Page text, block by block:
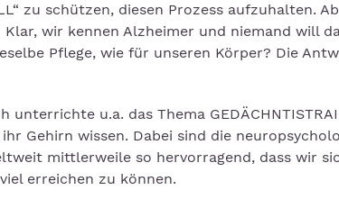
zu schützen, diesen Prozess aufzuhalten.
wir kennen Alzheimer und niemand will
Pflege, wie für unseren Körper? Die
u.a. das Thema
Gehirn wissen. Dabei sind die
mittlerweile so hervorragend, dass wir
erreichen zu können.